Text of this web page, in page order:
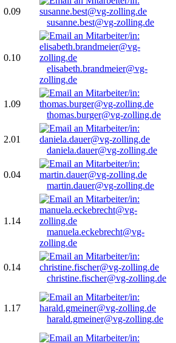
0.09
susanne.best@vg-zolling.de
0.10
elisabeth.brandmeier@vg-
zolling.de
1.09
thomas.burger@vg-zolling.de
2.01
daniela.dauer@vg-zolling.de
0.04
martin.dauer@vg-zolling.de
1.14
manuela.eckebrecht@vg-
zolling.de
0.14
christine.fischer@vg-zolling.de
1.17
harald.gmeiner@vg-zolling.de